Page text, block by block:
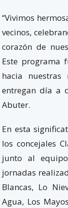
“Vivimos
vecinos,
corazón de
Este programa
hacia
entregan día a
Abuter.
En esta
los concejales
junto al equipo
jornadas
Blancas, Lo
Agua, Los